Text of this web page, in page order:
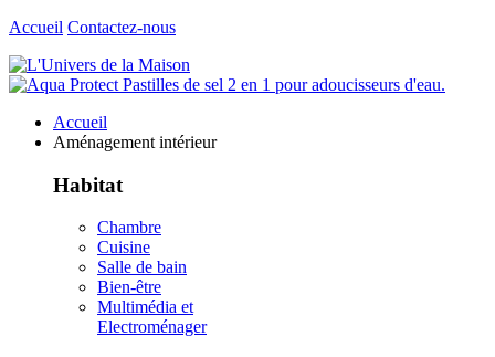
Accueil Contactez-nous
Accueil
Aménagement intérieur
Habitat
Chambre
Cuisine
Salle de bain
Bien-être
Multimédia et
Electroménager